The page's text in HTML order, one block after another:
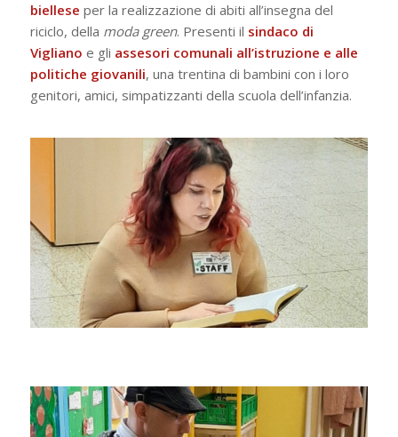
biellese per la realizzazione di abiti all’insegna del
riciclo, della moda green. Presenti il sindaco di
Vigliano e gli assesori comunali all’istruzione e alle
politiche giovanili, una trentina di bambini con i loro
genitori, amici, simpatizzanti della scuola dell’infanzia.